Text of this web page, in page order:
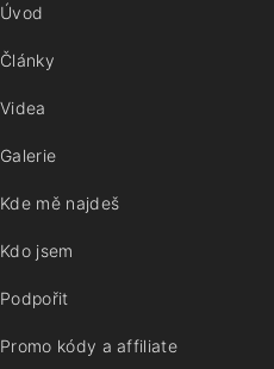
Úvod
Články
Videa
Galerie
Kde mě najdeš
Kdo jsem
Podpořit
Promo kódy a affiliate